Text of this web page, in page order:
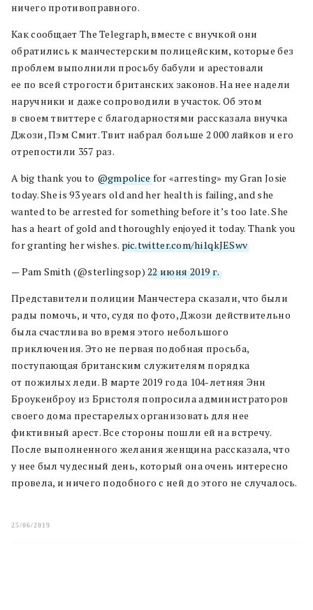
ничего противоправного.
Как сообщает The Telegraph, вместе с внучкой они
обратились к манчестерским полицейским, которые без
проблем выполнили просьбу бабули и арестовали
ее по всей строгости британских законов. На нее надели
наручники и даже сопроводили в участок. Об этом
в своем твиттере с благодарностями рассказала внучка
Джози, Пэм Смит. Твит набрал больше 2 000 лайков и его
отрепостили 357 раз.
A big thank you to @gmpolicefor «arresting» my Gran Josie
today. She is 93 years old and her health is failing, and she
wanted to be arrested for something before it’s too late. She
has a heart of gold and thoroughly enjoyed it today. Thank you
for granting her wishes. pic.twitter.com/hi1qkJESwv
— Pam Smith (@sterlingsop)22 июня 2019 г.
Представители полиции Манчестера сказали, что были
рады помочь, и что, судя по фото, Джози действительно
была счастлива во время этого небольшого
приключения. Это не первая подобная просьба,
поступающая британским служителям порядка
от пожилых леди. В марте 2019 года 104-летняя Энн
Броукенброу из Бристоля попросила администраторов
своего дома престарелых организовать для нее
фиктивный арест. Все стороны пошли ей на встречу.
После выполненного желания женщина рассказала, что
у нее был чудесный день, который она очень интересно
провела, и ничего подобного с ней до этого не случалось.
25/06/2019